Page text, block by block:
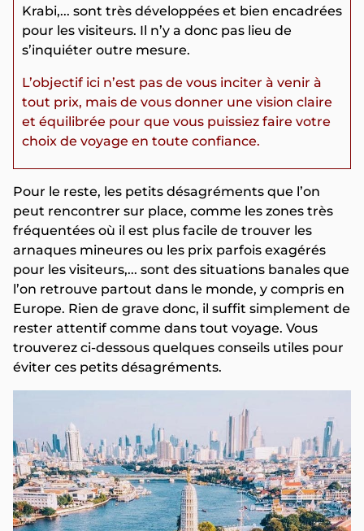
Krabi,... sont très développées et bien encadrées
pour les visiteurs. Il n’y a donc pas lieu de
s’inquiéter outre mesure.
L’objectif ici n’est pas de vous inciter à venir à
tout prix, mais de vous donner une vision claire
et équilibrée pour que vous puissiez faire votre
choix de voyage en toute confiance.
Pour le reste, les petits désagréments que l’on
peut rencontrer sur place, comme les zones très
fréquentées où il est plus facile de trouver les
arnaques mineures ou les prix parfois exagérés
pour les visiteurs,... sont des situations banales que
l’on retrouve partout dans le monde, y compris en
Europe. Rien de grave donc, il suffit simplement de
rester attentif comme dans tout voyage. Vous
trouverez ci-dessous quelques conseils utiles pour
éviter ces petits désagréments.